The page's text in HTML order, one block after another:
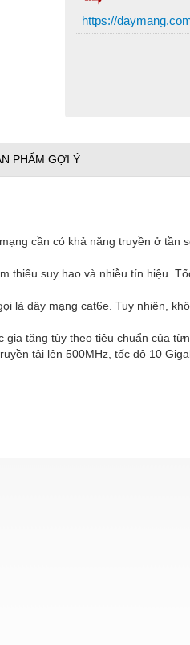
https://
PHẨM GỢI Ý
cần có khả năng truyền ở tần
thiểu suy hao và nhiễu tín hiệu.
là dây mạng cat6e. Tuy nhiên,
tăng tùy theo tiêu chuẩn của
tải lên 500MHz, tốc độ 10